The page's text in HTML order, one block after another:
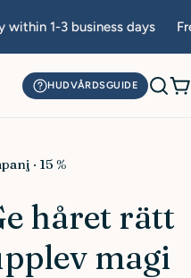
3 business days Free
HUDVÅRDSGUIDE
· 15 %
håret rätt
magi